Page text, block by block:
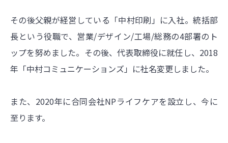
その後父親が経営している「中村印刷」に入社。統括部
長という役職で、営業/デザイン/工場/総務の4部署のト
ップを努めました。その後、代表取締役に就任し、2018
年「中村コミュニケーションズ」に社名変更しました。
また、2020年に合同会社NPライフケアを設立し、今に
至ります。